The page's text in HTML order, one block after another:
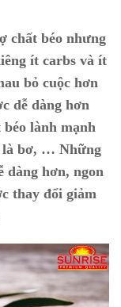
chất béo nhưng
ít carbs và ít
bỏ cuộc hơn
dễ dàng hơn
lành mạnh
là bơ, … Những
dàng hơn, ngon
thay đổi giảm